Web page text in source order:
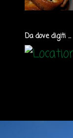
Da dove digiti ...